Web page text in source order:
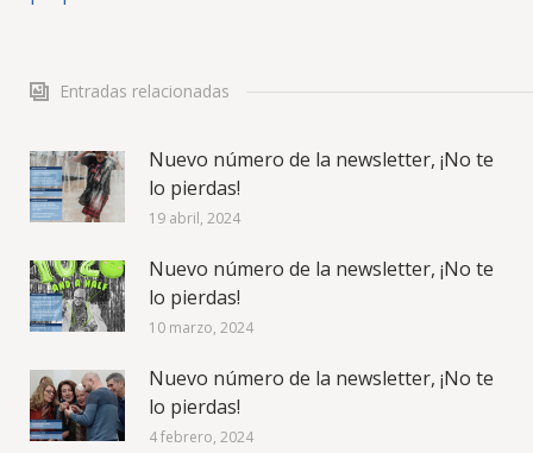
Entradas relacionadas
Nuevo número de la newsletter, ¡No te
lo pierdas!
19 abril, 2024
Nuevo número de la newsletter, ¡No te
lo pierdas!
10 marzo, 2024
Nuevo número de la newsletter, ¡No te
lo pierdas!
4 febrero, 2024